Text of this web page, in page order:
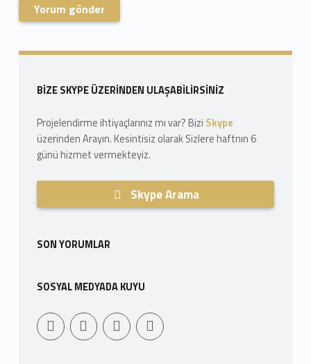
Sidebar
BIZE SKYPE ÜZERINDEN ULAŞABILIRSINIZ
Projelendirme ihtiyaçlarınız mı var? Bizi Skype
üzerinden Arayın. Kesintisiz olarak Sizlere haftnın 6
günü hizmet vermekteyiz.
Skype Arama
SON YORUMLAR
SOSYAL MEDYADA KUYU
WebMan on Facebook
YoutubeWebMan DesignSepet